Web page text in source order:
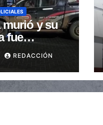
murió y su
fue
ser
en la
REDACCIÓN